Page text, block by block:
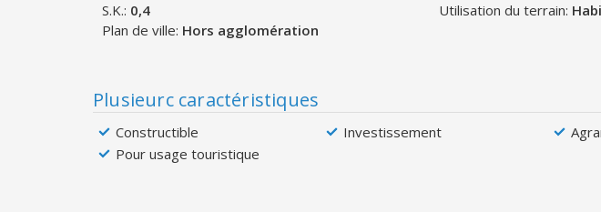
S.K.: 0,4 Utilisation du terrain:
Plan de ville: Hors agglomération
Plusieurc caractéristiques
Constructible Investissement
Pour usage touristique